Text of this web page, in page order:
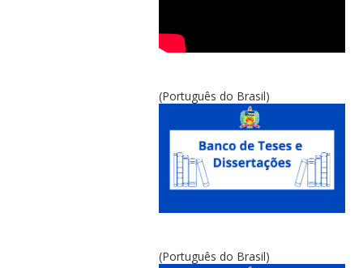
(Português do Brasil)
(Português do Brasil)